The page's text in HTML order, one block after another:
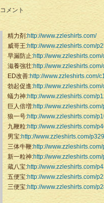
コメント
精力剤:http://www.zzleshirts.com/
威哥王:http://www.zzleshirts.com/
早漏防止:http://www.zzleshirts.com/
滋養強壮:http://www.zzleshirts.com/
ED改善:http://www.zzleshirts.com/
勃起促進:http://
蟻力神:http://www.zzleshirts.com/
巨人倍増:http://www.zzleshirts.com/
狼一号:http://www.zzleshirts.com/
九鞭粒:http://www.zzleshirts.com/
男宝:http://www.zzleshirts.com/
三体牛鞭:http://www.zzleshirts.com/
新一粒神:http://www.zzleshirts.com/
蔵八宝:http://www.zzleshirts.com/
五便宝:http://www.zzleshirts.com/
三便宝:http://www.zzleshirts.com/